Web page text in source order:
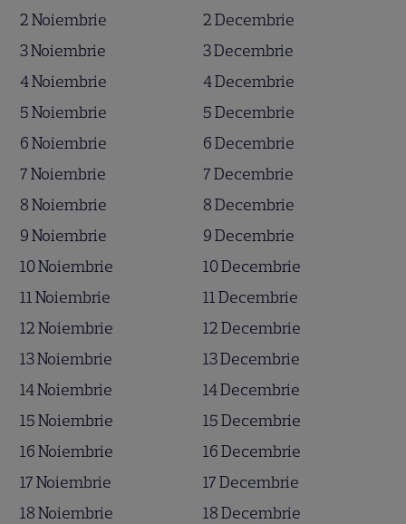
2 Noiembrie
3 Noiembrie
4 Noiembrie
5 Noiembrie
6 Noiembrie
7 Noiembrie
8 Noiembrie
9 Noiembrie
10 Noiembrie
11 Noiembrie
12 Noiembrie
13 Noiembrie
14 Noiembrie
15 Noiembrie
16 Noiembrie
17 Noiembrie
18 Noiembrie
2 Decembrie
3 Decembrie
4 Decembrie
5 Decembrie
6 Decembrie
7 Decembrie
8 Decembrie
9 Decembrie
10 Decembrie
11 Decembrie
12 Decembrie
13 Decembrie
14 Decembrie
15 Decembrie
16 Decembrie
17 Decembrie
18 Decembrie